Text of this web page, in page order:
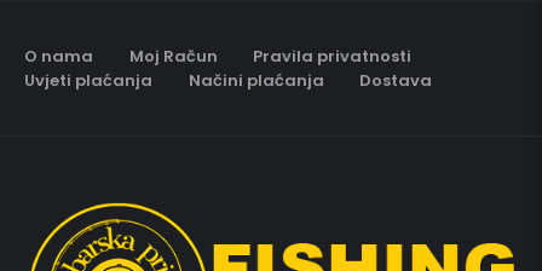
O nama Moj Račun
Pravila privatnosti
Uvjeti plaćanja
Načini plaćanja Dostava